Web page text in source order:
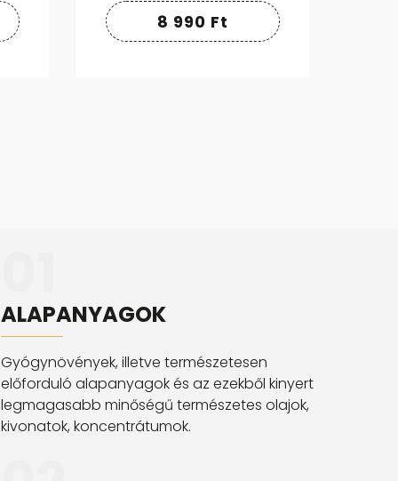
8 990 Ft
ALAPANYAGOK
Gyógynövények, illetve természetesen
előforduló alapanyagok és az ezekből kinyert
legmagasabb minőségű természetes olajok,
kivonatok, koncentrátumok.